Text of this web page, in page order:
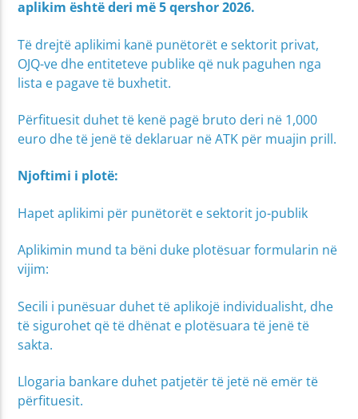
aplikim është deri më 5 qershor 2026.
Të drejtë aplikimi kanë punëtorët e sektorit privat,
OJQ-ve dhe entiteteve publike që nuk paguhen nga
lista e pagave të buxhetit.
Përfituesit duhet të kenë pagë bruto deri në 1,000
euro dhe të jenë të deklaruar në ATK për muajin prill.
Njoftimi i plotë:
Hapet aplikimi për punëtorët e sektorit jo-publik
Aplikimin mund ta bëni duke plotësuar formularin në
vijim:
Secili i punësuar duhet të aplikojë individualisht, dhe
të sigurohet që të dhënat e plotësuara të jenë të
sakta.
Llogaria bankare duhet patjetër të jetë në emër të
përfituesit.